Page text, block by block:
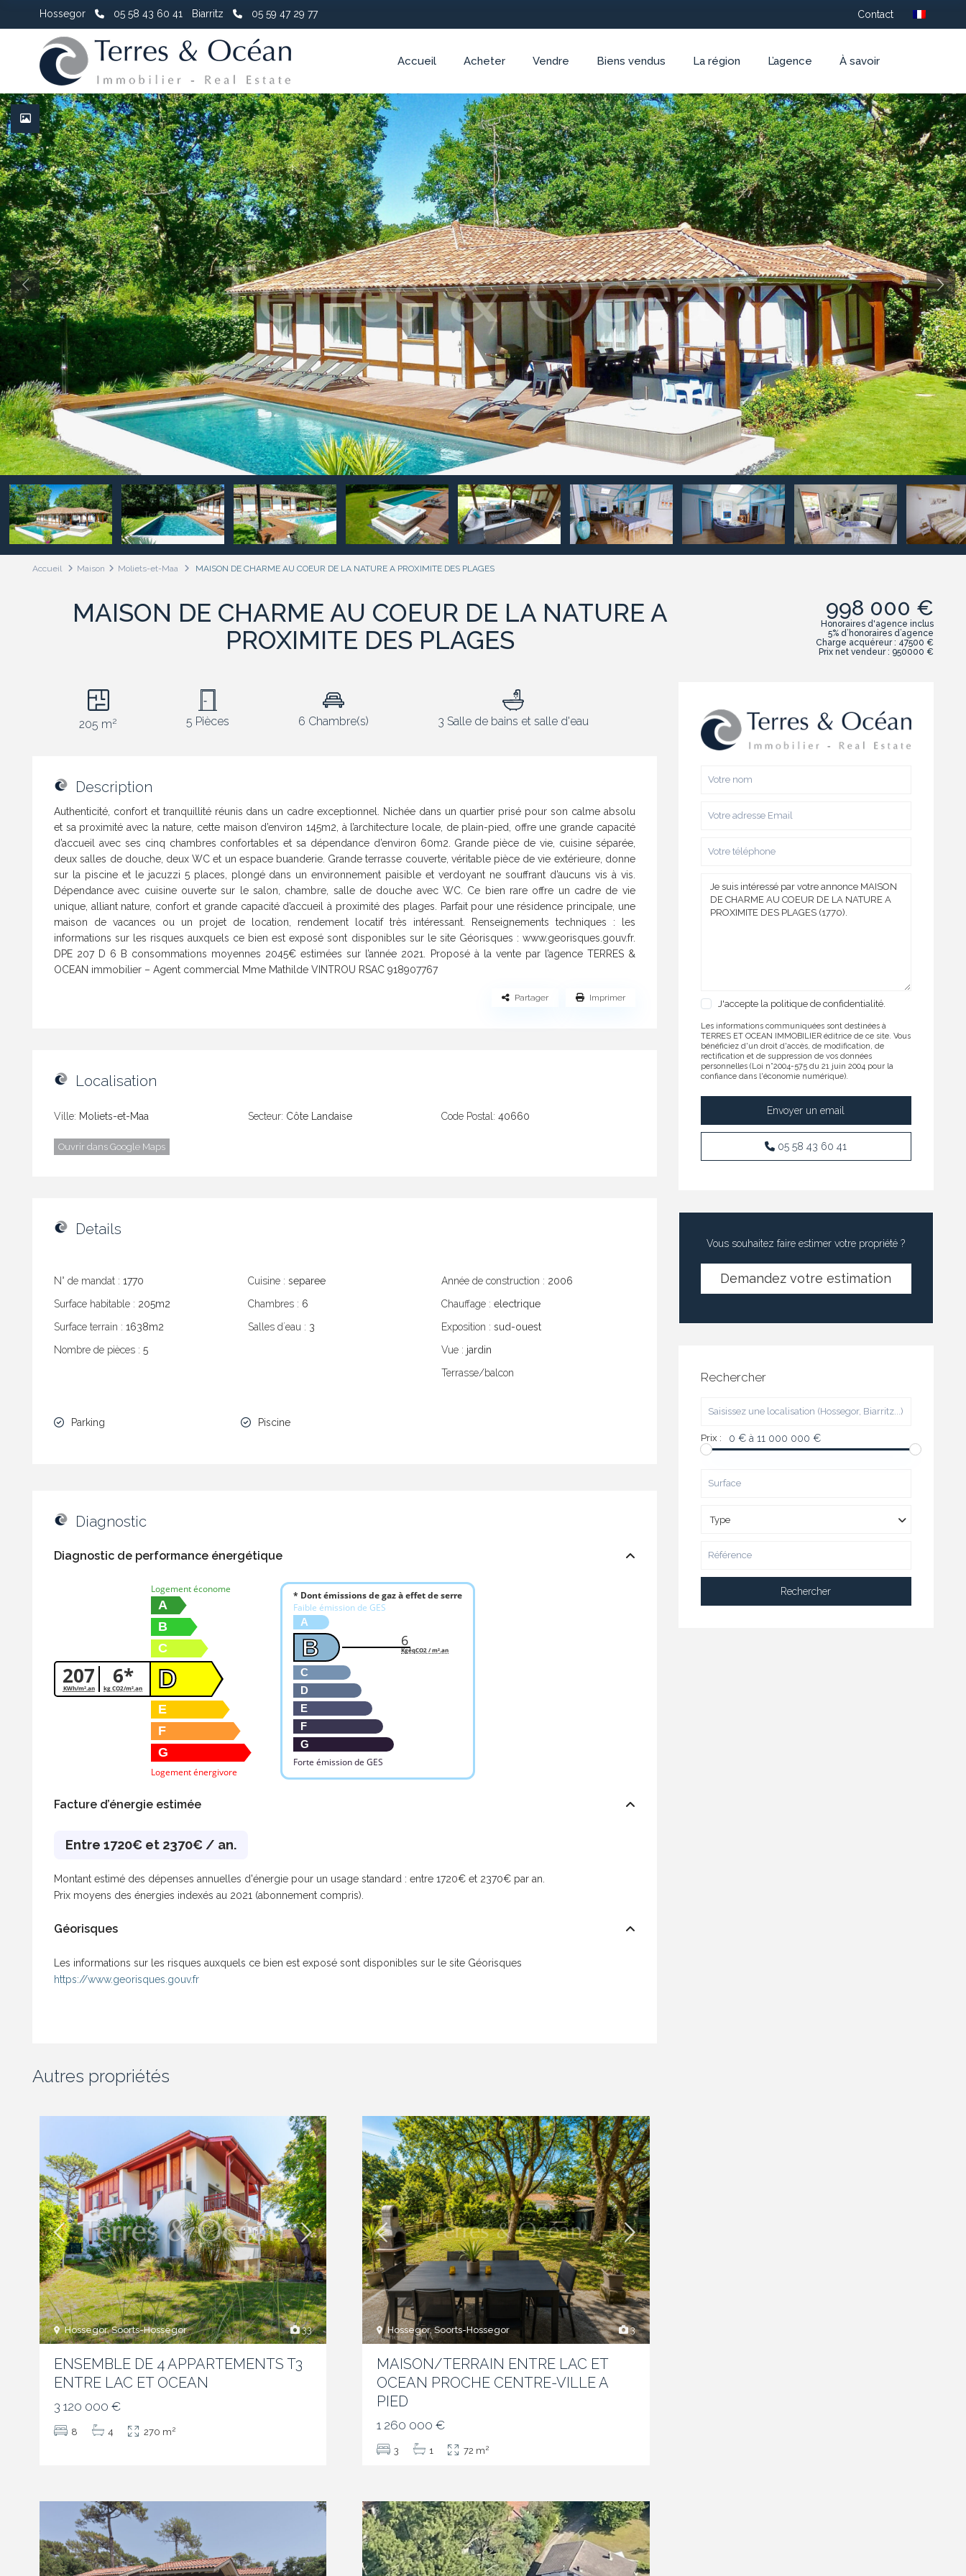
Hossegor 05 58 43 60 41 Biarritz 05 59 47 29 77 Contact
Accueil Acheter Vendre Biens vendus La région L’agence À savoir
Accueil Maison Moliets-et-Maa MAISON DE CHARME AU COEUR DE LA NATURE A PROXIMITE DES PLAGES
MAISON DE CHARME AU COEUR DE LA NATURE A
PROXIMITE DES PLAGES
998 000 €
Honoraires d'agence inclus
5% d’honoraires d’agence
Charge acquéreur : 47500 €
Prix net vendeur : 950000 €
205 m2 5 Pièces 6 Chambre(s) 3 Salle de bains et salle d'eau
Description
Authenticité, confort et tranquillité réunis dans un cadre exceptionnel. Nichée dans un quartier prisé pour son calme absolu
et sa proximité avec la nature, cette maison d’environ 145m2, à l’architecture locale, de plain-pied, offre une grande capacité
d’accueil avec ses cinq chambres confortables et sa dépendance d’environ 60m2. Grande pièce de vie, cuisine séparée,
deux salles de douche, deux WC et un espace buanderie. Grande terrasse couverte, véritable pièce de vie extérieure, donne
sur la piscine et le jacuzzi 5 places, plongé dans un environnement paisible et verdoyant ne souffrant d’aucuns vis à vis.
Dépendance avec cuisine ouverte sur le salon, chambre, salle de douche avec WC. Ce bien rare offre un cadre de vie
unique, alliant nature, confort et grande capacité d’accueil à proximité des plages. Parfait pour une résidence principale, une
maison de vacances ou un projet de location, rendement locatif très intéressant. Renseignements techniques : les
informations sur les risques auxquels ce bien est exposé sont disponibles sur le site Géorisques : www.georisques.gouv.fr.
DPE 207 D 6 B consommations moyennes 2045€ estimées sur l’année 2021. Proposé à la vente par l’agence TERRES &
OCEAN immobilier – Agent commercial Mme Mathilde VINTROU RSAC 918907767
Partager Imprimer
Localisation
Ville: Moliets-et-Maa Secteur: Côte Landaise Code Postal: 40660
Ouvrir dans Google Maps
Details
N° de mandat : 1770
Surface habitable : 205m2
Surface terrain : 1638m2
Nombre de pièces : 5
Cuisine : separee
Chambres : 6
Salles dʼeau : 3
Année de construction : 2006
Chauffage : electrique
Exposition : sud-ouest
Vue : jardin
Terrasse/balcon
Parking Piscine
Diagnostic
Diagnostic de performance énergétique
207
KWh/m².an 6*
kg CO2/m².an
Logement économe
A
B
C
D
E
F
G
Logement énergivore
* Dont émissions de gaz à effet de serre
Faible émission de GES
A
B
C
D
E
F
G
Forte émission de GES
6
KgéqCO2 / m².an
Facture d’énergie estimée
Entre 1720€ et 2370€ / an.
Montant estimé des dépenses annuelles d'énergie pour un usage standard : entre 1720€ et 2370€ par an.
Prix moyens des énergies indexés au 2021 (abonnement compris).
Géorisques
Les informations sur les risques auxquels ce bien est exposé sont disponibles sur le site Géorisques
https://www.georisques.gouv.fr
Autres propriétés
33
Hossegor, Soorts-Hossegor
ENSEMBLE DE 4 APPARTEMENTS T3
ENTRE LAC ET OCEAN
3 120 000 €
8 4 270 m2
3
Hossegor, Soorts-Hossegor
MAISON/TERRAIN ENTRE LAC ET
OCEAN PROCHE CENTRE-VILLE A
PIED
1 260 000 €
3 1 72 m2
J'accepte la politique de confidentialité.
Les informations communiquées sont destinées à
TERRES ET OCEAN IMMOBILIER éditrice de ce site. Vous
bénéficiez d'un droit d'accès, de modification, de
rectification et de suppression de vos données
personnelles (Loi n°2004-575 du 21 juin 2004 pour la
confiance dans l'économie numérique).
05 58 43 60 41
Vous souhaitez faire estimer votre propriété ?
Demandez votre estimation
Rechercher
Prix : 0 € à 11 000 000 €
Type
Rechercher